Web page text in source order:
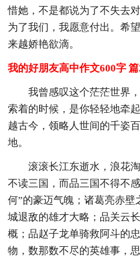
惜她，不是都说为了不失去
为了我们，我愿意付出。希
来越娇艳欲滴。
我的好朋友高中作文600字 篇
我曾感叹这个茫茫世界
索着的时候，是你轻轻地牵
越古今，领略人世间的千姿
地。
滚滚长江东逝水，浪花
不读三国，而品三国不得不
何”的豪迈气魄；诸葛亮赤
城退敌的雄才大略；品关云
概；品赵子龙单骑救阿斗的
物，数那数不尽的英雄事，